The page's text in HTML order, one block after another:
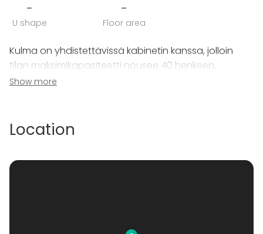
-
U shape
-
Floor area
Kulma on yhdistettävissä kabinetin kanssa, jolloin
tilan maksimikapasiteetti nousee 40 henkeen.
Show more
Location